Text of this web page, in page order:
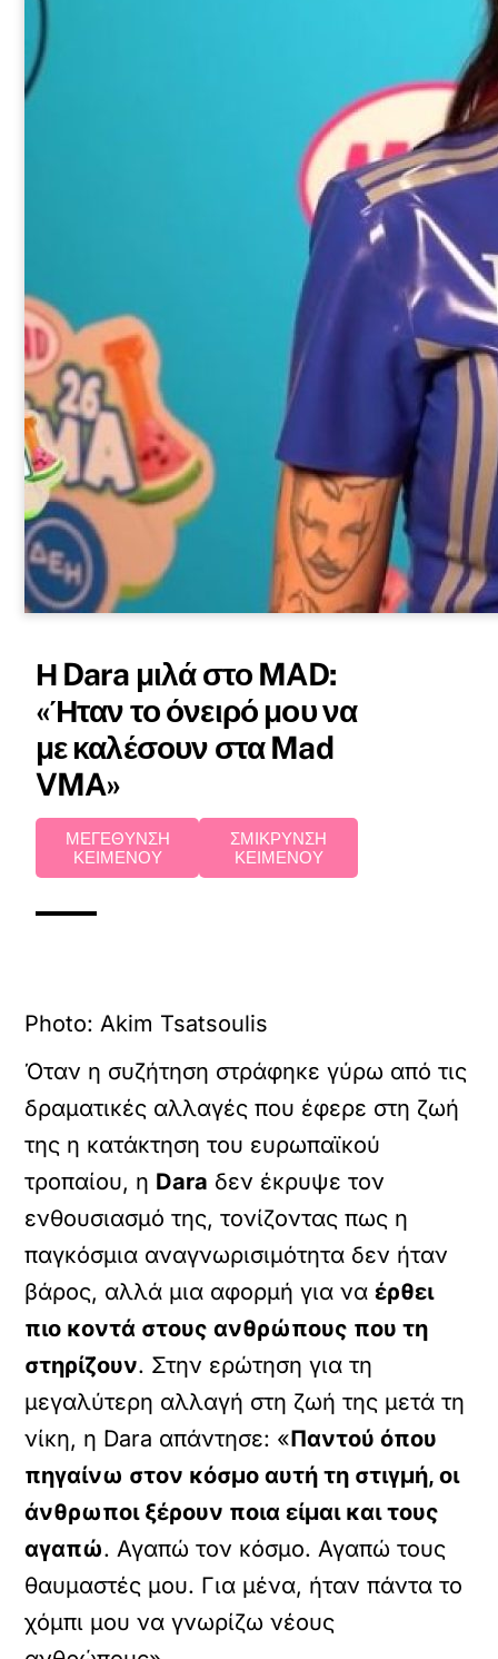
Η Dara μιλά στο MAD:
«Ήταν το όνειρό μου να
με καλέσουν στα Mad
VMA»
ΜΕΓΕΘΥΝΣΗ
ΚΕΙΜΕΝΟΥ
ΣΜΙΚΡΥΝΣΗ
ΚΕΙΜΕΝΟΥ
Photo: Akim Tsatsoulis
Όταν η συζήτηση στράφηκε γύρω από τις
δραματικές αλλαγές που έφερε στη ζωή
της η κατάκτηση του ευρωπαϊκού
τροπαίου, η Dara δεν έκρυψε τον
ενθουσιασμό της, τονίζοντας πως η
παγκόσμια αναγνωρισιμότητα δεν ήταν
βάρος, αλλά μια αφορμή για ναέρθει
πιο κοντά στους ανθρώπους που τη
στηρίζουν. Στην ερώτηση για τη
μεγαλύτερη αλλαγή στη ζωή της μετά τη
νίκη, η Dara απάντησε: «Παντού όπου
πηγαίνω στον κόσμο αυτή τη στιγμή, οι
άνθρωποι ξέρουν ποια είμαι και τους
αγαπώ. Αγαπώ τον κόσμο. Αγαπώ τους
θαυμαστές μου. Για μένα, ήταν πάντα το
χόμπι μου να γνωρίζω νέους